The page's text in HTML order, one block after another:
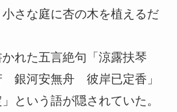
さな庭に杏の木を植えるだ
れた五言絶句「涼露扶琴
河安無舟 彼岸已定香」
という語が隠されていた。